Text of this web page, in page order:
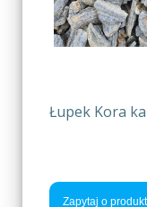
Łupek Kora